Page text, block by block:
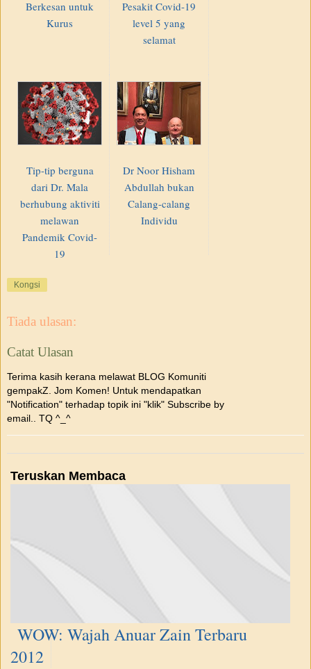
Berkesan untuk
Kurus
Pesakit Covid-19
level 5 yang
selamat
Tip-tip berguna
dari Dr. Mala
berhubung aktiviti
melawan
Pandemik Covid-
19
Dr Noor Hisham
Abdullah bukan
Calang-calang
Individu
Kongsi
Tiada ulasan:
Catat Ulasan
Terima kasih kerana melawat BLOG Komuniti
gempakZ. Jom Komen! Untuk mendapatkan
"Notification" terhadap topik ini "klik" Subscribe by
email.. TQ ^_^
Teruskan Membaca
WOW: Wajah Anuar Zain Terbaru
2012